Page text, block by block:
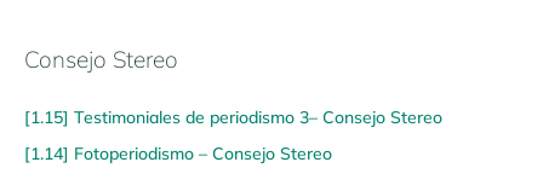
Consejo Stereo
[1.15] Testimoniales de periodismo 3– Consejo Stereo
[1.14] Fotoperiodismo – Consejo Stereo